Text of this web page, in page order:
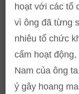
hoạt với các tổ
vì ông đã từng
nhiêu tổ chức
cấm hoạt
Nam của ông
ý gây hoang